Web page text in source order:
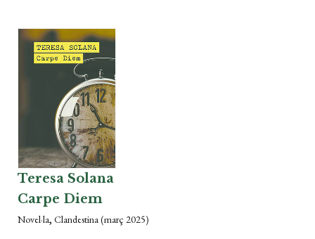
Teresa Solana
Carpe Diem
Novel·la, Clandestina(març 2025)